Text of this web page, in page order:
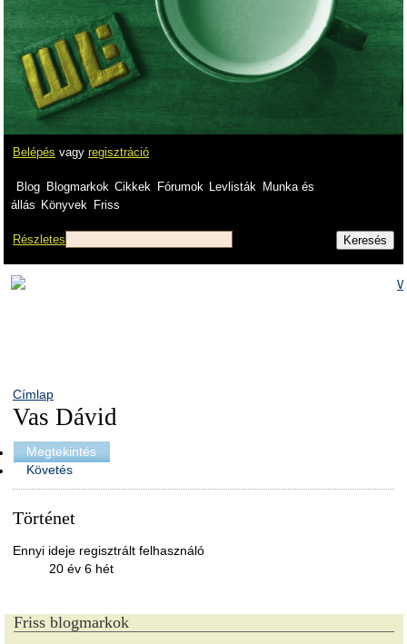
Belépés vagy regisztráció
Blog Blogmarkok Cikkek Fórumok Levlisták
Munka és
állás Könyvek Friss
Részletes
Címlap
Vas Dávid
Megtekintés
Követés
Történet
Ennyi ideje regisztrált felhasználó
20 év 6 hét
Friss blogmarkok